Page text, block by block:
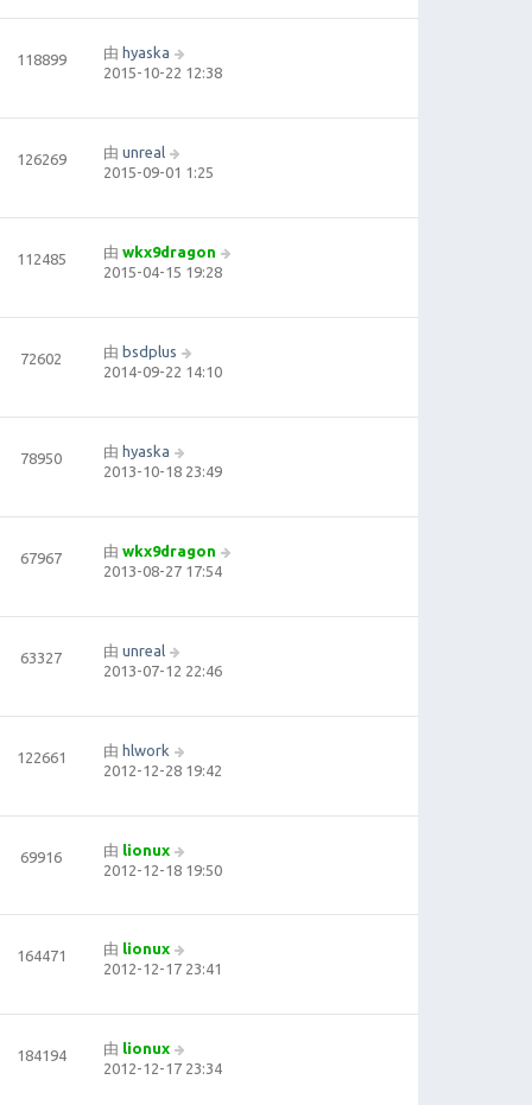
118899 由 hyaska
2015-10-22 12:38
126269 由 unreal
2015-09-01 1:25
112485 由 wkx9dragon
2015-04-15 19:28
72602 由 bsdplus
2014-09-22 14:10
78950 由 hyaska
2013-10-18 23:49
67967 由 wkx9dragon
2013-08-27 17:54
63327 由 unreal
2013-07-12 22:46
122661 由 hlwork
2012-12-28 19:42
69916 由 lionux
2012-12-18 19:50
164471 由 lionux
2012-12-17 23:41
184194 由 lionux
2012-12-17 23:34